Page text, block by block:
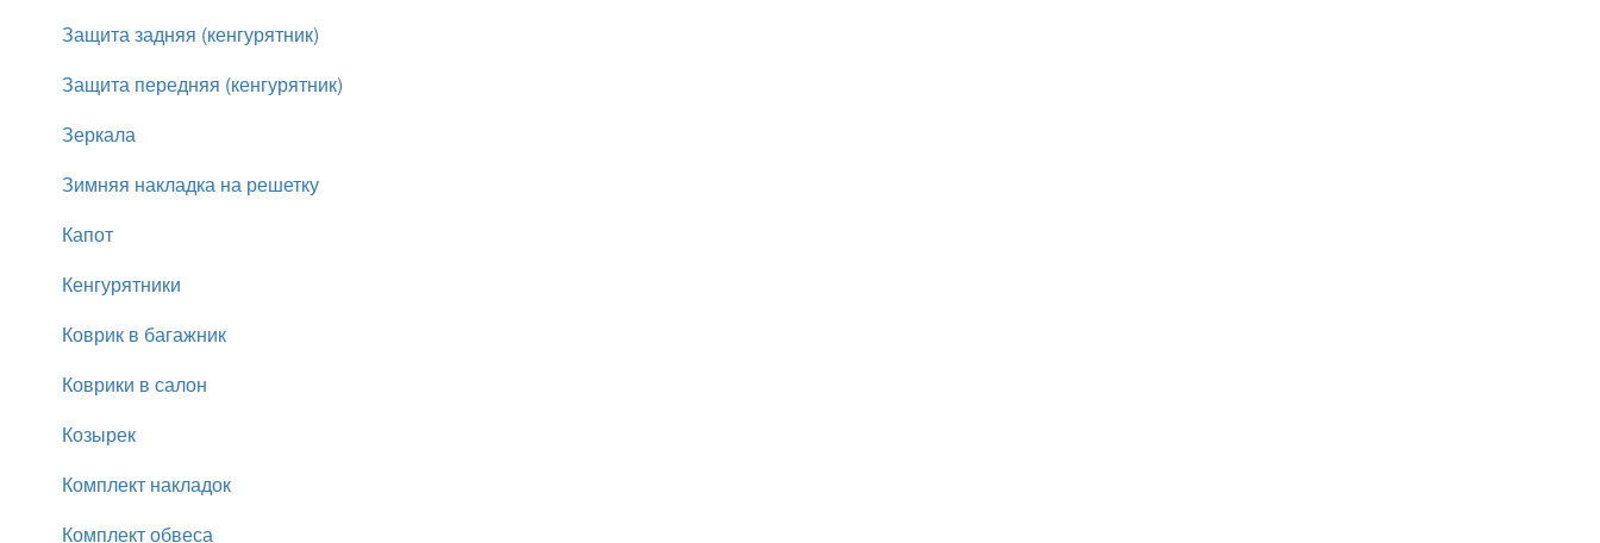
Защита задняя (кенгурятник)
Защита передняя (кенгурятник)
Зеркала
Зимняя накладка на решетку
Капот
Кенгурятники
Коврик в багажник
Коврики в салон
Козырек
Комплект накладок
Комплект обвеса